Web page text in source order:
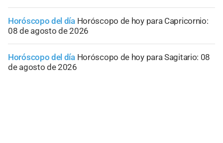
Horóscopo del día Horóscopo de hoy para Capricornio:
08 de agosto de 2026
Horóscopo del día Horóscopo de hoy para Sagitario: 08
de agosto de 2026